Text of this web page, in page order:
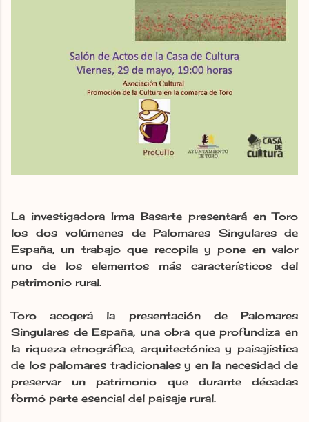
La investigadora Irma Basarte presentará en Toro
los dos volúmenes de Palomares Singulares de
España, un trabajo que recopila y pone en valor
uno de los elementos más característicos del
patrimonio rural.
Toro acogerá la presentación de Palomares
Singulares de España, una obra que profundiza en
la riqueza etnográfica, arquitectónica y paisajística
de los palomares tradicionales y en la necesidad de
preservar un patrimonio que durante décadas
formó parte esencial del paisaje rural.